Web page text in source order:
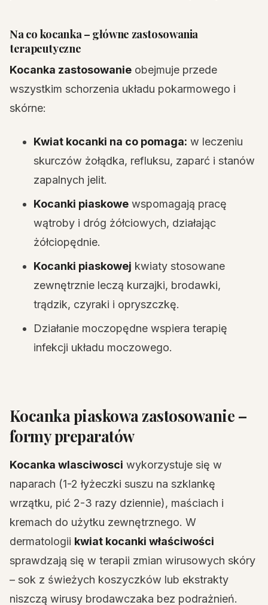
Na co kocanka – główne zastosowania
terapeutyczne
Kocanka zastosowanie obejmuje przede
wszystkim schorzenia układu pokarmowego i
skórne:
Kwiat kocanki na co pomaga: w leczeniu
skurczów żołądka, refluksu, zaparć i stanów
zapalnych jelit.
Kocanki piaskowe wspomagają pracę
wątroby i dróg żółciowych, działając
żółciopędnie.
Kocanki piaskowej kwiaty stosowane
zewnętrznie leczą kurzajki, brodawki,
trądzik, czyraki i opryszczkę.
Działanie moczopędne wspiera terapię
infekcji układu moczowego.
Kocanka piaskowa zastosowanie –
formy preparatów
Kocanka wlasciwosci wykorzystuje się w
naparach (1-2 łyżeczki suszu na szklankę
wrzątku, pić 2-3 razy dziennie), maściach i
kremach do użytku zewnętrznego. W
dermatologii kwiat kocanki właściwości
sprawdzają się w terapii zmian wirusowych skóry
– sok z świeżych koszyczków lub ekstrakty
niszczą wirusy brodawczaka bez podrażnień.